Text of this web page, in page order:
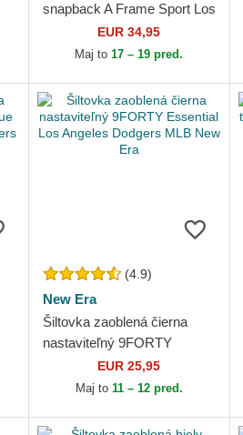
snapback A Frame Sport Los
Angeles Dodgers MLB New
EUR 34,95
Maj to17 – 19 pred.
(4.9)
New Era
Šiltovka zaoblená čierna
nastaviteľný 9FORTY
Essential Los Angeles
Dodgers MLB New Era
EUR 25,95
Maj to 11 – 12 pred.